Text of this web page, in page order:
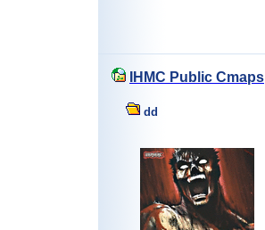
IHMC Public Cmaps
dd